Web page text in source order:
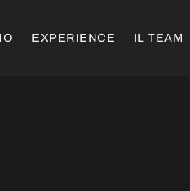
EXPERIENCE IL TEAM